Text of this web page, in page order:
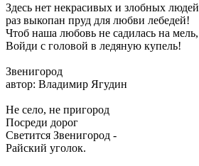
Здесь нет некрасивых и злобных людей
раз выкопан пруд для любви лебедей!
Чтоб наша любовь не садилась на мель,
Войди с головой в ледяную купель!
Звенигород
автор: Владимир Ягудин
Не село, не пригород
Посреди дорог
Светится Звенигород -
Райский уголок.